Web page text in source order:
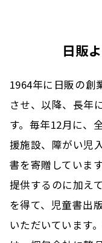
日販
1964年に日販の創
させ、以降、長年
す。 毎年12月に、
援施設、障がい児
書を寄贈しています
提供するのに加え
を得て、 児童書出
いただいています